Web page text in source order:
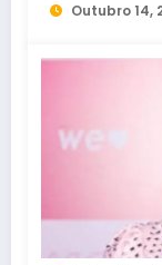
estadual
Outubro 14,